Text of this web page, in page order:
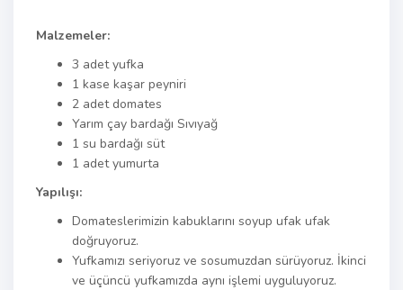
Malzemeler:
3 adet yufka
1 kase kaşar peyniri
2 adet domates
Yarım çay bardağı Sıvıyağ
1 su bardağı süt
1 adet yumurta
Yapılışı:
Domateslerimizin kabuklarını soyup ufak ufak
doğruyoruz.
Yufkamızı seriyoruz ve sosumuzdan sürüyoruz. İkinci
ve üçüncü yufkamızda aynı işlemi uyguluyoruz.